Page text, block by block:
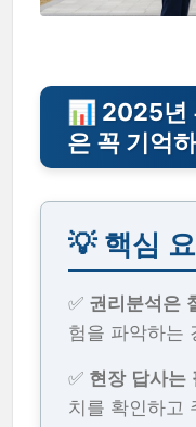
📊 2025년
은 꼭 기억
💡 핵심
✅ 권리분석은
험을 파악하는
✅ 현장 답사는
치를 확인하고